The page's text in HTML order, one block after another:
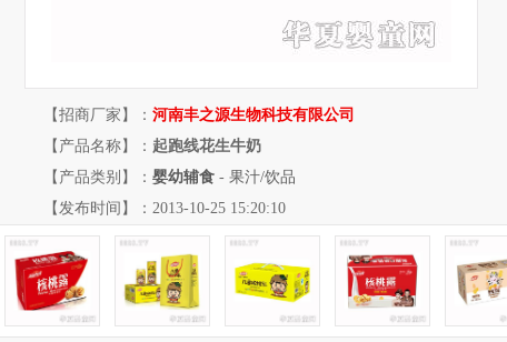
【招商厂家】： 河南丰之源生物科技有限公司
【产品名称】： 起跑线花生牛奶
【产品类别】： 婴幼辅食 - 果汁/饮品
【发布时间】：2013-10-25 15:20:10